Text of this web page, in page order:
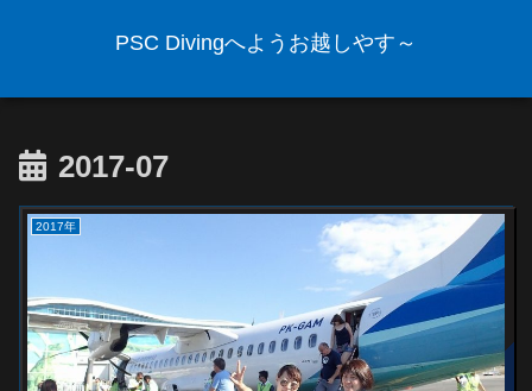
PSC Divingへようお越しやす～
2017-07
2017年